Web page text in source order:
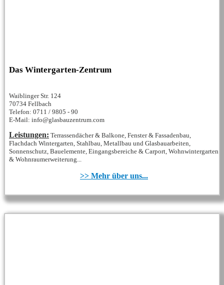
Das Wintergarten-Zentrum
Waiblinger Str. 124
70734 Fellbach
Telefon: 0711 / 9805 - 90
E-Mail: info@glasbauzentrum.com
Leistungen: Terrassendächer & Balkone, Fenster & Fassadenbau,
Flachdach Wintergarten, Stahlbau, Metallbau und Glasbauarbeiten,
Sonnenschutz, Bauelemente, Eingangsbereiche & Carport, Wohnwintergarten
& Wohnraumerweiterung...
>> Mehr über uns...